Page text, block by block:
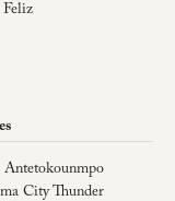
Antetokounmpo
City Thunder